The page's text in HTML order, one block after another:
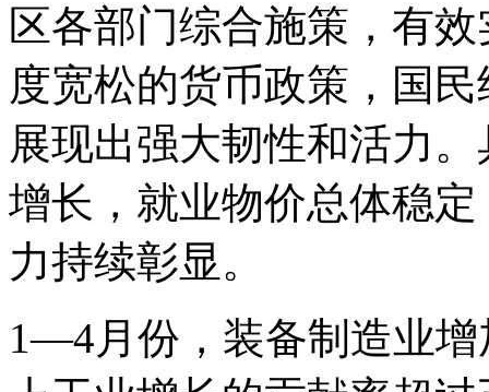
区各部门综合施策，有
度宽松的货币政策，国
展现出强大韧性和活力
增长，就业物价总体稳
力持续彰显。
1—4月份，装备制造业增